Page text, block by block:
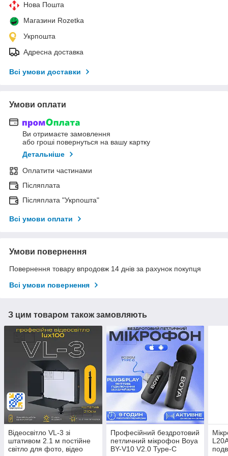
Нова Пошта
Магазини Rozetka
Укрпошта
Адресна доставка
Всі умови доставки
Умови оплати
Ви отримаєте замовлення
або гроші повернуться на вашу картку
Детальніше
Оплатити частинами
Післяплата
Післяплата "Укрпошта"
Всі умови оплати
Умови повернення
Повернення товару впродовж 14 днів за рахунок покупця
Всі умови повернення
З цим товаром також замовляють
Відеосвітло VL-3 зі
штативом 2.1 м постійне
світло для фото, відео
Професійний бездротовий
петличний мікрофон Boya
BY-V10 V2.0 Type-C